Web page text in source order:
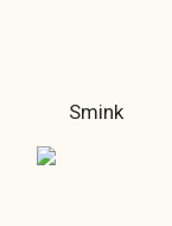
Smink